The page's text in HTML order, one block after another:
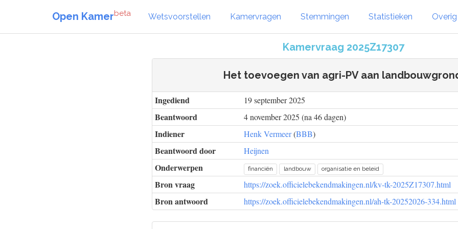
Open Kamerbeta Wetsvoorstellen Kamervragen Stemmingen Statistieken
Kamervraag 2025Z17307
Het toevoegen van agri-PV aan
Ingediend 19 september 2025
Beantwoord 4 november 2025 (na 46 dagen)
Indiener Henk Vermeer(BBB)
Beantwoord door Heijnen
Onderwerpen financiën landbouw organisatie en beleid
Bron vraag https://zoek.officielebekendmakingen.nl/kv-tk-2025Z17307.html
Bron antwoord https://zoek.officielebekendmakingen.nl/ah-tk-20252026-334.html